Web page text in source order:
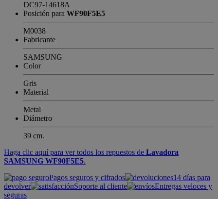
DC97-14618A
Posición para WF90F5E5
M0038
Fabricante
SAMSUNG
Color
Gris
Material
Metal
Diámetro
39 cm.
Haga clic aquí para ver todos los repuestos de Lavadora
SAMSUNG WF90F5E5.
Pagos seguros y cifrados
14 días para
devolver
Soporte al cliente
Entregas veloces y
seguras